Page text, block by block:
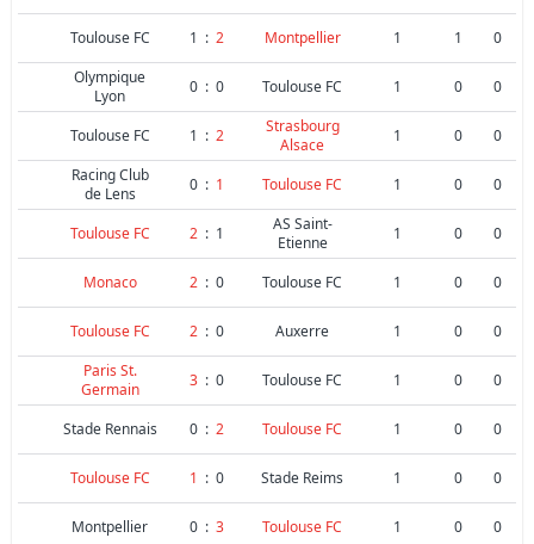
Toulouse FC 1 : 2 Montpellier 1 1
0
Olympique
Lyon
0 : 0 Toulouse FC 1 0 0
Toulouse FC 1 : 2
Strasbourg
Alsace
1 0
0
Racing Club
de Lens
0 : 1 Toulouse FC 1 0 0
Toulouse FC 2 : 1
AS Saint-
Etienne
1 0 0
Monaco 2 : 0 Toulouse FC 1 0 0
Toulouse FC 2 : 0 Auxerre 1 0
0
Paris St.
Germain
3 : 0 Toulouse FC 1 0 0
Stade Rennais 0 : 2 Toulouse FC 1 0 0
Toulouse FC 1 : 0 Stade Reims 1 0 0
Montpellier 0 : 3 Toulouse FC 1 0 0